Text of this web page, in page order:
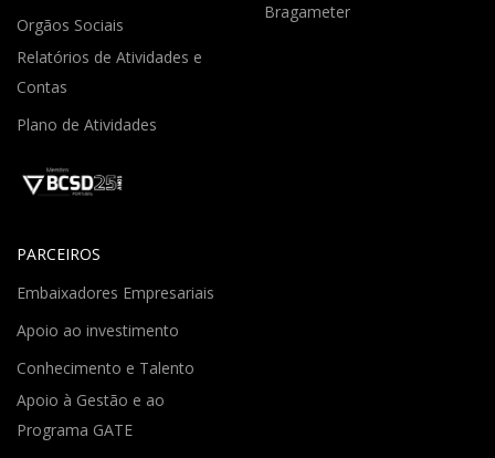
Orgãos Sociais
Relatórios de Atividades e
Contas
Plano de Atividades
Bragameter
PARCEIROS
Embaixadores Empresariais
Apoio ao investimento
Conhecimento e Talento
Apoio à Gestão e ao
Programa GATE